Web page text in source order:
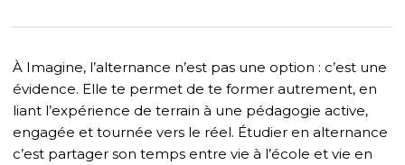
À Imagine, l’alternance n’est pas une option : c’est une
évidence. Elle te permet de te former autrement, en
liant l’expérience de terrain à une pédagogie active,
engagée et tournée vers le réel. Étudier en alternance
c’est partager son temps entre vie à l’école et vie en